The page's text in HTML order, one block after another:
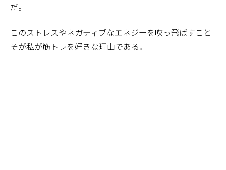
だ。
このストレスやネガティブなエネジーを吹っ飛ばすこと
そが私が筋トレを好きな理由である。